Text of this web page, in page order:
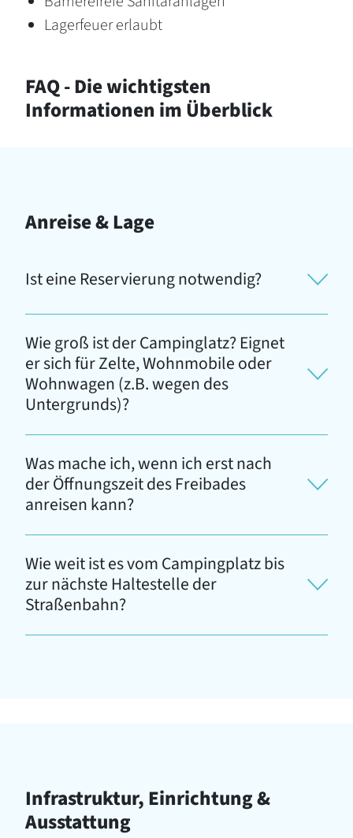
Lagerfeuer erlaubt
FAQ - Die wichtigsten
Informationen im Überblick
Anreise & Lage
Ist eine Reservierung notwendig?
Wie groß ist der Campinglatz? Eignet
er sich für Zelte, Wohnmobile oder
Wohnwagen (z.B. wegen des
Untergrunds)?
Was mache ich, wenn ich erst nach
der Öffnungszeit des Freibades
anreisen kann?
Wie weit ist es vom Campingplatz bis
zur nächste Haltestelle der
Straßenbahn?
Infrastruktur, Einrichtung &
Ausstattung